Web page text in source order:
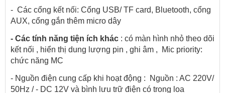
-  Các cổng kết nối: Cổng USB/ TF card, Bluetooth, cổng
AUX, cổng gắn thêm micro dây
- Các tính năng tiện ích khác : có màn hình nhỏ theo dõi
kết nối , hiển thị dung lượng pin , ghi âm ,  Mic priority:
chức năng MC
- Nguồn điện cung cấp khi hoạt động :  Nguồn : AC 220V/
50Hz / - DC 12V và bình lưu trữ điện có trong loa